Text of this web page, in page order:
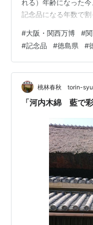
れる）年齢になった
記念品になる年数で
今回の記念品グッズ
て、無料で得ること
の前に書いた「紀州
が、ワークショップ
れるうえに体験までつ
しんでいる私にとっ
#大阪・関西万博 #
#記念品 #徳島県 #
桃林春秋 torin-
「河内木綿 藍で